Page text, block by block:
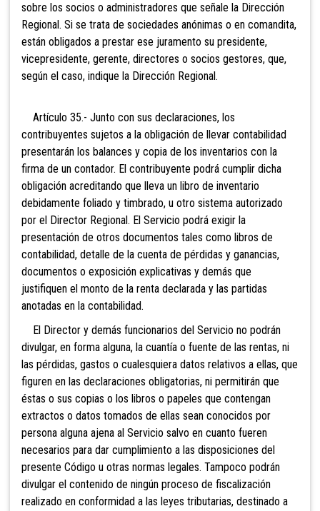
sobre los socios o administradores que señale la Dirección
Regional. Si se trata de sociedades anónimas o en comandita,
están obligados a prestar ese juramento su presidente,
vicepresidente, gerente, directores o socios gestores, que,
según el caso, indique la Dirección Regional.
Artículo 35.- Junto con sus declaraciones, los
contribuyentes sujetos a la obligación de llevar contabilidad
presentarán los balances y copia de los inventarios con la
firma de un contador. El contribuyente podrá cumplir dicha
obligación acreditando que lleva un libro de inventario
debidamente foliado y timbrado, u otro sistema autorizado
por el Director Regional. El Servicio podrá exigir la
presentación de otros documentos tales como libros de
contabilidad, detalle de la cuenta de pérdidas y ganancias,
documentos o exposición explicativas y demás que
justifiquen el monto de la renta declarada y las partidas
anotadas en la contabilidad.
El Director y demás funcionarios del Servicio no podrán
divulgar, en forma alguna, la cuantía o fuente de las rentas, ni
las pérdidas, gastos o cualesquiera datos relativos a ellas, que
figuren en las declaraciones obligatorias, ni permitirán que
éstas o sus copias o los libros o papeles que contengan
extractos o datos tomados de ellas sean conocidos por
persona alguna ajena al Servicio salvo en cuanto fueren
necesarios para dar cumplimiento a las disposiciones del
presente Código u otras normas legales. Tampoco podrán
divulgar el contenido de ningún proceso de fiscalización
realizado en conformidad a las leyes tributarias, destinado a